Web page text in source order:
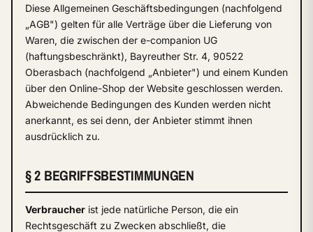
Diese Allgemeinen Geschäftsbedingungen (nachfolgend
„AGB") gelten für alle Verträge über die Lieferung von
Waren, die zwischen der e-companion UG
(haftungsbeschränkt), Bayreuther Str. 4, 90522
Oberasbach (nachfolgend „Anbieter") und einem Kunden
über den Online-Shop der Website geschlossen werden.
Abweichende Bedingungen des Kunden werden nicht
anerkannt, es sei denn, der Anbieter stimmt ihnen
ausdrücklich zu.
§ 2 BEGRIFFSBESTIMMUNGEN
Verbraucher ist jede natürliche Person, die ein
Rechtsgeschäft zu Zwecken abschließt, die